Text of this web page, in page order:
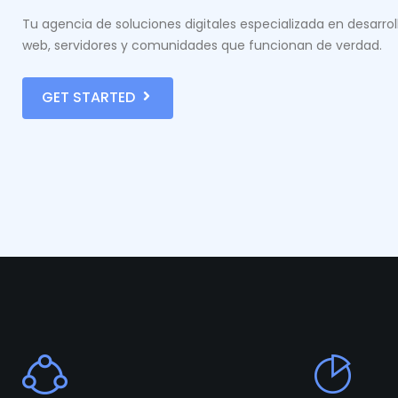
Tu agencia de soluciones digitales especializada en
web, servidores y comunidades que funcionan de verdad.
GET STARTED